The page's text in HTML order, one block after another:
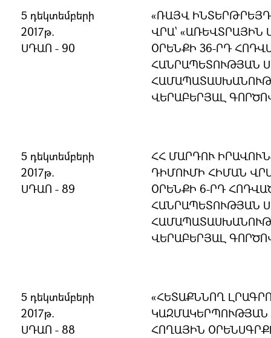
5 դեկտեմբերի
2017թ.
ՍԴԱՈ - 90
«ՌԱՅՎ
ՎՐԱ` «ԱՌԵՎՏՐԱՅԻՆ
ՕՐԵՆՔԻ 36-ՐԴ
ՀԱՆՐԱՊԵՏՈՒԹՅԱՆ
ՎԵՐԱԲԵՐՅԱԼ
5 դեկտեմբերի
2017թ.
ՍԴԱՈ - 89
ՀՀ ՄԱՐԴՈՒ
ԴԻՄՈՒՄԻ ՀԻՄԱՆ
ՕՐԵՆՔԻ 6-ՐԴ
ՀԱՆՐԱՊԵՏՈՒԹՅԱՆ
ՎԵՐԱԲԵՐՅԱԼ
5 դեկտեմբերի
2017թ.
ՍԴԱՈ - 88
«ՀԵՏԱՔՆՆՈՂ
ԿԱԶՄԱԿԵՐՊՈՒԹՅԱՆ
ՀՈՂԱՅԻՆ